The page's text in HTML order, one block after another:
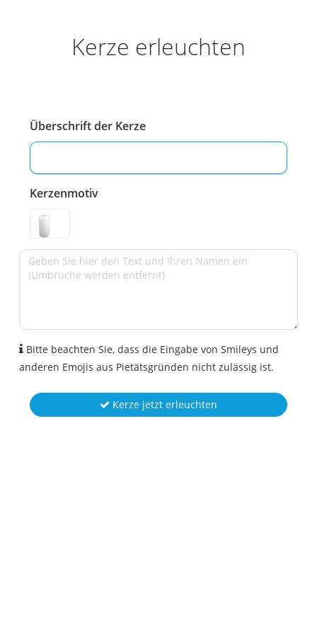
Kerze erleuchten
Überschrift der Kerze
Kerzenmotiv
Bitte beachten Sie, dass die Eingabe von Smileys und
anderen Emojis aus Pietätsgründen nicht zulässig ist.
Kerze jetzt erleuchten